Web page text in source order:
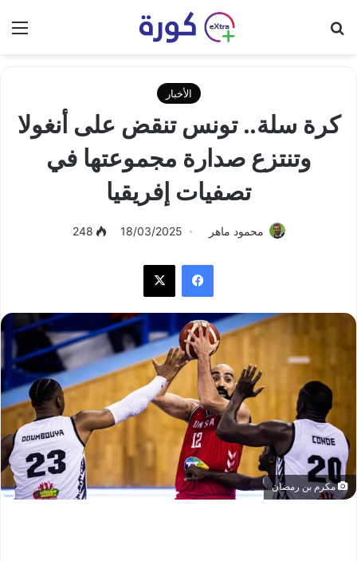
الأخبار
كرة سلة.. تونس تنقض على أنغولا
وتنتزع صدارة مجموعتها في
تصفيات إفريقيا
محمود ماهر 18/03/2025
248
فيسبوك
مكرم بن رمضان